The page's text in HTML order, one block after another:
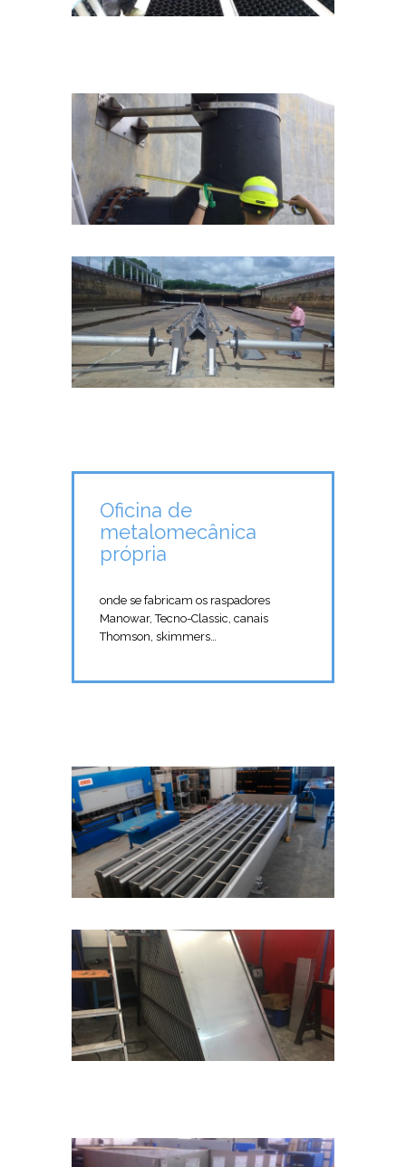
Oficina de
metalomecânica
própria
onde se fabricam os raspadores
Manowar, Tecno-Classic, canais
Thomson, skimmers…